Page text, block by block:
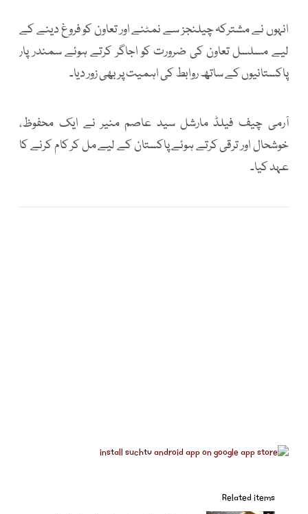
انہوں نے مشترکہ چیلنجز سے نمٹنے اور تعاون کو فروغ دینے کے
لیے مسلسل تعاون کی ضرورت کو اجاگر کرتے ہوئے سمندر پار
پاکستانیوں کے ساتھ روابط کی اہمیت پر بھی زور دیا۔
آرمی چیف فیلڈ مارشل سید عاصم منیر نے ایک محفوظ،
خوشحال اور ترقی کرتے ہوئے پاکستان کے لیے مل کر کام کرنے کا
عہد کیا۔
Related items